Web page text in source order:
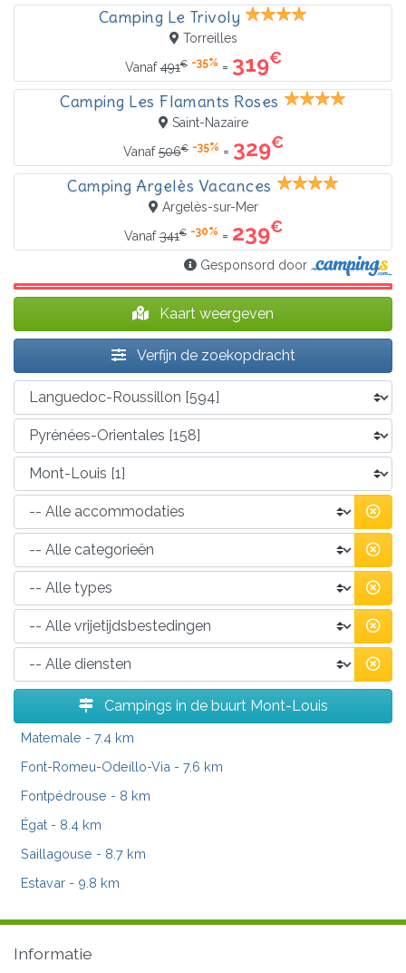
Camping Le Trivoly
Torreilles
Vanaf491€ -35% = 319€
Camping Les Flamants Roses
Saint-Nazaire
Vanaf506€ -35% = 329€
Camping Argelès Vacances
Argelès-sur-Mer
Vanaf341€ -30% = 239€
Gesponsord door
Kaart weergeven
Verfijn de zoekopdracht
Campings in de buurt Mont-Louis
Matemale - 7.4 km
Font-Romeu-Odeillo-Via - 7.6 km
Fontpédrouse - 8 km
Égat - 8.4 km
Saillagouse - 8.7 km
Estavar - 9.8 km
Informatie